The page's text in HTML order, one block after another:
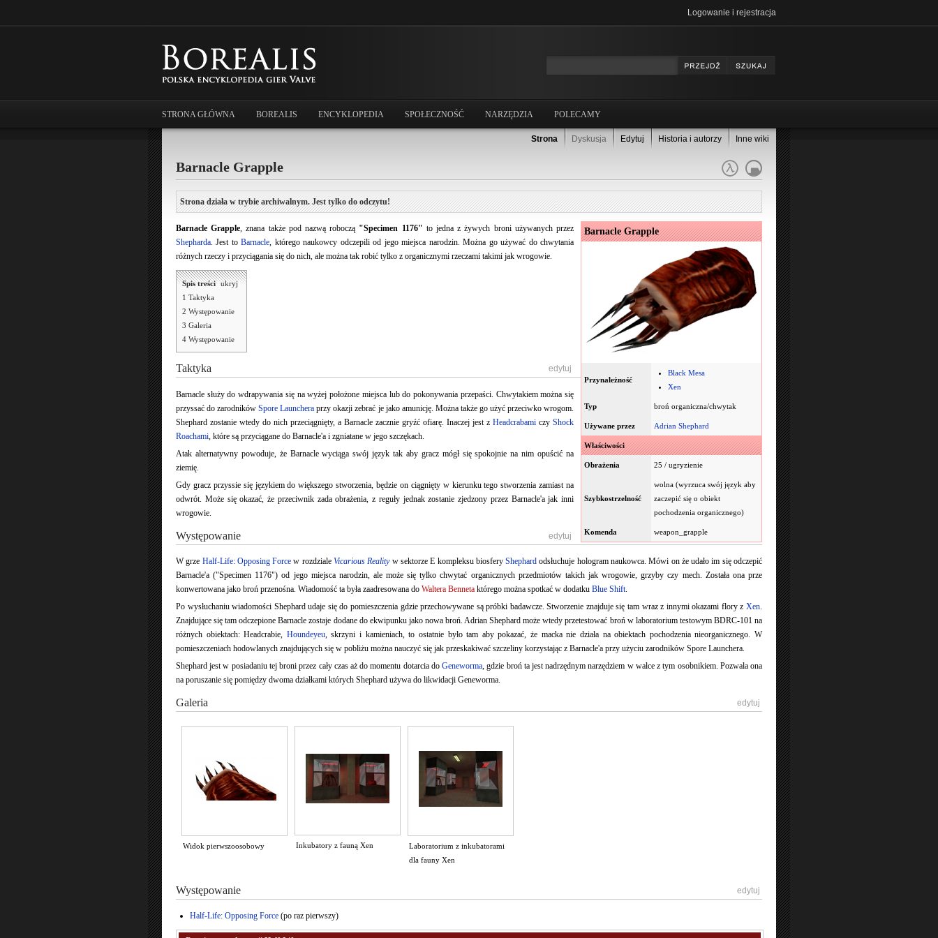
Logowanie i rejestracja
STRONA GŁÓWNA BOREALIS ENCYKLOPEDIA SPOŁECZNOŚĆ NARZĘDZIA POLECAMY
Strona Dyskusja Edytuj Historia i autorzy Inne wiki
Barnacle Grapple
Strona działa w trybie archiwalnym. Jest tylko do odczytu!
Barnacle Grapple
Przynależność
Black Mesa
Xen
Typ broń organiczna/chwytak
Używane przez Adrian Shephard
Właściwości
Obrażenia 25 / ugryzienie
Szybkostrzelność
wolna (wyrzuca swój język aby
zaczepić się o obiekt
pochodzenia organicznego)
Komenda weapon_grapple
Barnacle Grapple, znana także pod nazwą roboczą "Specimen 1176" to jedna z żywych broni używanych przez
Shepharda. Jest toBarnacle, którego naukowcy odczepili od jego miejsca narodzin. Można go używać do chwytania
różnych rzeczy i przyciągania się do nich, ale można tak robić tylko z organicznymi rzeczami takimi jak wrogowie.
Spis treści [ukryj]
1 Taktyka
2 Występowanie
3 Galeria
4 Występowanie
edytuj
Taktyka
Barnacle służy do wdrapywania się na wyżej położone miejsca lub do pokonywania przepaści. Chwytakiem można się
przyssać do zarodnikówSpore Launchera przy okazji zebrać je jako amunicję. Można także go użyć przeciwko wrogom.
Shephard zostanie wtedy do nich przeciągnięty, a Barnacle zacznie gryźć ofiarę. Inaczej jest z Headcrabami czy Shock
Roachami , które są przyciągane do Barnacle'a i zgniatane w jego szczękach.
Atak alternatywny powoduje, że Barnacle wyciąga swój język tak aby gracz mógł się spokojnie na nim opuścić na
ziemię.
Gdy gracz przyssie się językiem do większego stworzenia, będzie on ciągnięty w kierunku tego stworzenia zamiast na
odwrót. Może się okazać, że przeciwnik zada obrażenia, z reguły jednak zostanie zjedzony przez Barnacle'a jak inni
wrogowie.
edytuj
Występowanie
W grze Half-Life: Opposing Force w rozdzialeVicarious Realityw sektorze E kompleksu biosferyShephard odsłuchuje hologram naukowca. Mówi on że udało im się odczepić
Barnacle'a ("Specimen 1176") od jego miejsca narodzin, ale może się tylko chwytać organicznych przedmiotów takich jak wrogowie, grzyby czy mech. Została ona prze
konwertowana jako broń przenośna. Wiadomość ta była zaadresowana do Waltera Benneta którego można spotkać w dodatku Blue Shift.
Po wysłuchaniu wiadomości Shephard udaje się do pomieszczenia gdzie przechowywane są próbki badawcze. Stworzenie znajduje się tam wraz z innymi okazami flory z Xen.
Znajdujące się tam odczepione Barnacle zostaje dodane do ekwipunku jako nowa broń. Adrian Shephard może wtedy przetestować broń w laboratorium testowym BDRC-101 na
różnych obiektach: Headcrabie, Houndeyeu, skrzyni i kamieniach, to ostatnie było tam aby pokazać, że macka nie działa na obiektach pochodzenia nieorganicznego. W
pomieszczeniach hodowlanych znajdujących się w pobliżu można nauczyć się jak przeskakiwać szczeliny korzystając z Barnacle'a przy użyciu zarodników Spore Launchera.
Shephard jest w posiadaniu tej broni przez cały czas aż do momentu dotarcia doGeneworma, gdzie broń ta jest nadrzędnym narzędziem w walce z tym osobnikiem. Pozwala ona
na poruszanie się pomiędzy dwoma działkami których Shephard używa do likwidacji Geneworma.
edytuj
Galeria
Widok pierwszoosobowy Inkubatory z fauną Xen
Laboratorium z inkubatorami
dla fauny Xen
edytuj
Występowanie
Half-Life: Opposing Force (po raz pierwszy)